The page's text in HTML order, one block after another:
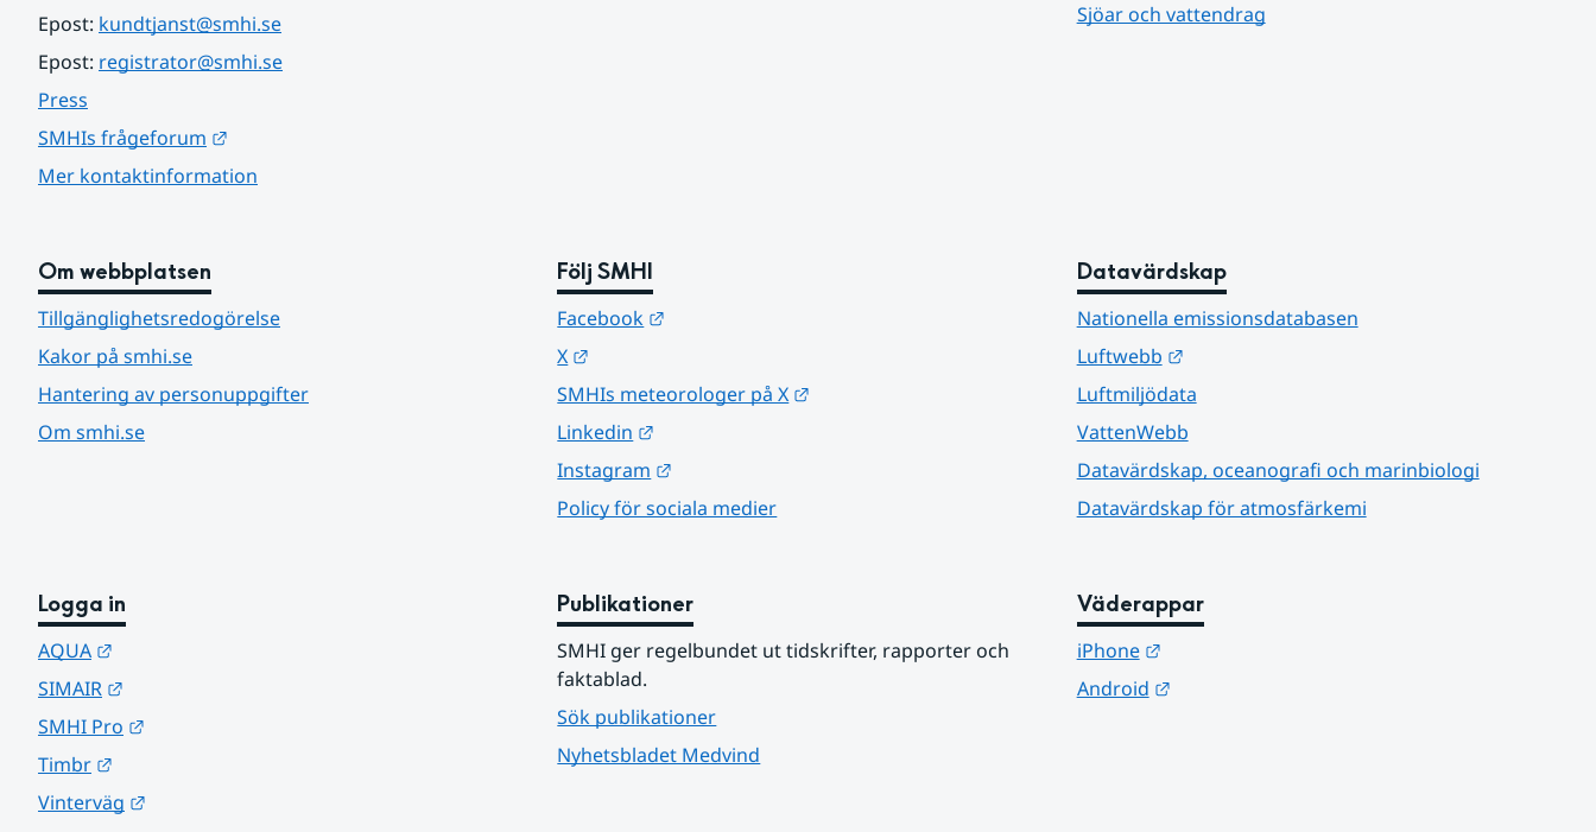
Epost: kundtjanst@smhi.se
Epost: registrator@smhi.se
Press
SMHIs frågeforum
Mer kontaktinformation
Sjöar och vattendrag
Om webbplatsen
Tillgänglighetsredogörelse
Kakor på smhi.se
Hantering av personuppgifter
Om smhi.se
Följ SMHI
Facebook
X
SMHIs meteorologer på X
Linkedin
Instagram
Policy för sociala medier
Datavärdskap
Nationella emissionsdatabasen
Luftwebb
Länk till annan webbplats.
Luftmiljödata
VattenWebb
Datavärdskap, oceanografi och marinbiologi
Datavärdskap för atmosfärkemi
Logga in
AQUA
SIMAIR
SMHI Pro
Timbr
Vinterväg
Publikationer
SMHI ger regelbundet ut tidskrifter, rapporter och
faktablad.
Sök publikationer
Nyhetsbladet Medvind
Väderappar
iPhone
Länk till annan webbplats.
Android
Länk till annan webbplats.